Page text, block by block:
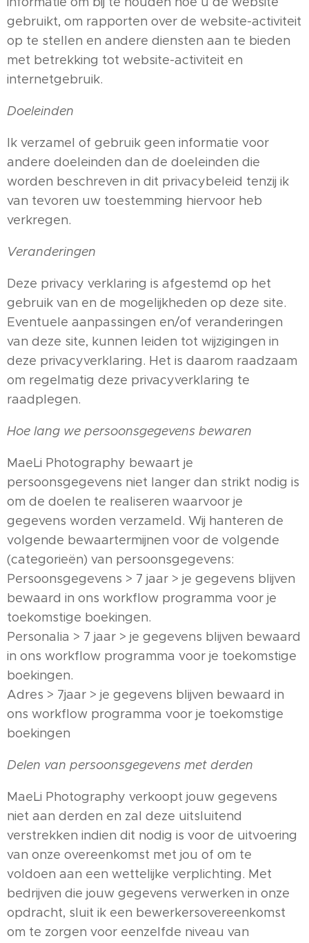
gebruikt, om rapporten over de website-activiteit
op te stellen en andere diensten aan te bieden
met betrekking tot website-activiteit en
internetgebruik.
Doeleinden
Ik verzamel of gebruik geen informatie voor
andere doeleinden dan de doeleinden die
worden beschreven in dit privacybeleid tenzij ik
van tevoren uw toestemming hiervoor heb
verkregen.
Veranderingen
Deze privacy verklaring is afgestemd op het
gebruik van en de mogelijkheden op deze site.
Eventuele aanpassingen en/of veranderingen
van deze site, kunnen leiden tot wijzigingen in
deze privacyverklaring. Het is daarom raadzaam
om regelmatig deze privacyverklaring te
raadplegen.
Hoe lang we persoonsgegevens bewaren
MaeLi Photography bewaart je
persoonsgegevens niet langer dan strikt nodig is
om de doelen te realiseren waarvoor je
gegevens worden verzameld. Wij hanteren de
volgende bewaartermijnen voor de volgende
(categorieën) van persoonsgegevens:
Persoonsgegevens > 7 jaar > je gegevens blijven
bewaard in ons workflow programma voor je
toekomstige boekingen.
Personalia > 7 jaar > je gegevens blijven bewaard
in ons workflow programma voor je toekomstige
boekingen.
Adres > 7jaar > je gegevens blijven bewaard in
ons workflow programma voor je toekomstige
boekingen
Delen van persoonsgegevens met derden
MaeLi Photography verkoopt jouw gegevens
niet aan derden en zal deze uitsluitend
verstrekken indien dit nodig is voor de uitvoering
van onze overeenkomst met jou of om te
voldoen aan een wettelijke verplichting. Met
bedrijven die jouw gegevens verwerken in onze
opdracht, sluit ik een bewerkersovereenkomst
om te zorgen voor eenzelfde niveau van